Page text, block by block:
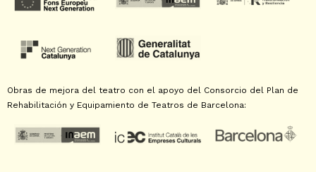
Obras de mejora del teatro con el apoyo del Consorcio del Plan de
Rehabilitación y Equipamiento de Teatros de Barcelona: